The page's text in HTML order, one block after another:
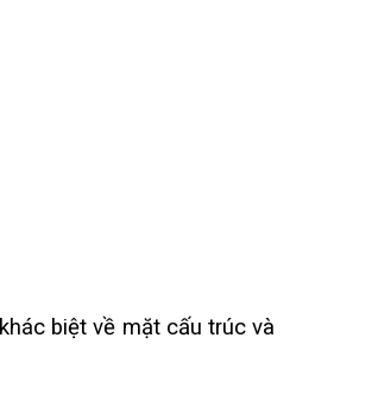
biệt về mặt cấu trúc và